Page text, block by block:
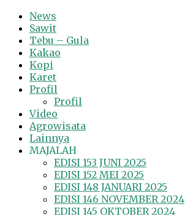
News
Sawit
Tebu – Gula
Kakao
Kopi
Karet
Profil
Profil
Video
Agrowisata
Lainnya
MAJALAH
EDISI 153 JUNI 2025
EDISI 152 MEI 2025
EDISI 148 JANUARI 2025
EDISI 146 NOVEMBER 2024
EDISI 145 OKTOBER 2024